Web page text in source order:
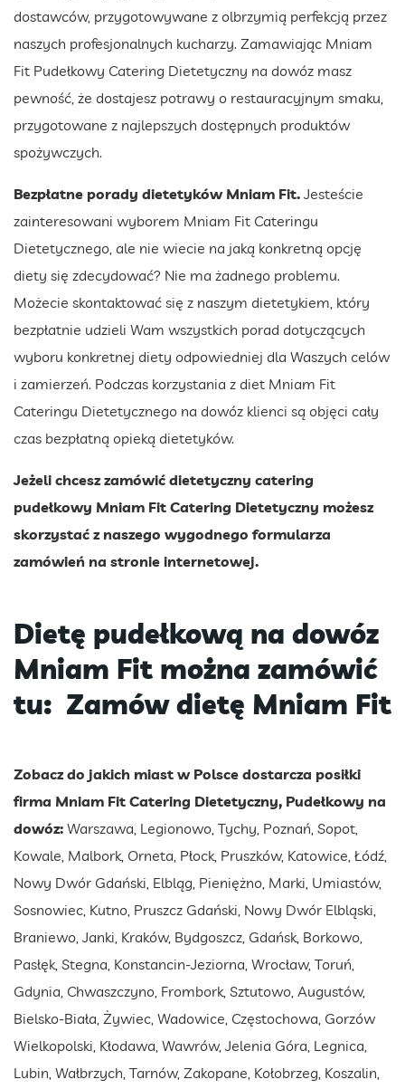
dostawców, przygotowywane z olbrzymią perfekcją przez
naszych profesjonalnych kucharzy. Zamawiając Mniam
Fit Pudełkowy Catering Dietetyczny na dowóz masz
pewność, że dostajesz potrawy o restauracyjnym smaku,
przygotowane z najlepszych dostępnych produktów
spożywczych.
Bezpłatne porady dietetyków Mniam Fit. Jesteście
zainteresowani wyborem Mniam Fit Cateringu
Dietetycznego, ale nie wiecie na jaką konkretną opcję
diety się zdecydować? Nie ma żadnego problemu.
Możecie skontaktować się z naszym dietetykiem, który
bezpłatnie udzieli Wam wszystkich porad dotyczących
wyboru konkretnej diety odpowiedniej dla Waszych celów
i zamierzeń. Podczas korzystania z diet Mniam Fit
Cateringu Dietetycznego na dowóz klienci są objęci cały
czas bezpłatną opieką dietetyków.
Jeżeli chcesz zamówić dietetyczny catering
pudełkowy Mniam Fit Catering Dietetyczny możesz
skorzystać z naszego wygodnego formularza
zamówień na stronie internetowej.
Dietę pudełkową na dowóz
Mniam Fit można zamówić
tu: Zamów dietę Mniam Fit
Zobacz do jakich miast w Polsce dostarcza posiłki
firma Mniam Fit Catering Dietetyczny, Pudełkowy na
dowóz: Warszawa, Legionowo, Tychy, Poznań, Sopot,
Kowale, Malbork, Orneta, Płock, Pruszków, Katowice, Łódź,
Nowy Dwór Gdański, Elbląg, Pieniężno, Marki, Umiastów,
Sosnowiec, Kutno, Pruszcz Gdański, Nowy Dwór Elbląski,
Braniewo, Janki, Kraków, Bydgoszcz, Gdańsk, Borkowo,
Pasłęk, Stegna, Konstancin-Jeziorna, Wrocław, Toruń,
Gdynia, Chwaszczyno, Frombork, Sztutowo, Augustów,
Bielsko-Biała, Żywiec, Wadowice, Częstochowa, Gorzów
Wielkopolski, Kłodawa, Wawrów, Jelenia Góra, Legnica,
Lubin, Wałbrzych, Tarnów, Zakopane, Kołobrzeg, Koszalin,